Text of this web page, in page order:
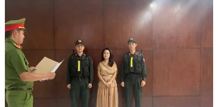
#Vietcombank
#Doanh nghiệp
#Trung tâm ngân hàng số
#Công nghệ
Quảng Ninh
Theo dõi VietnamPlus